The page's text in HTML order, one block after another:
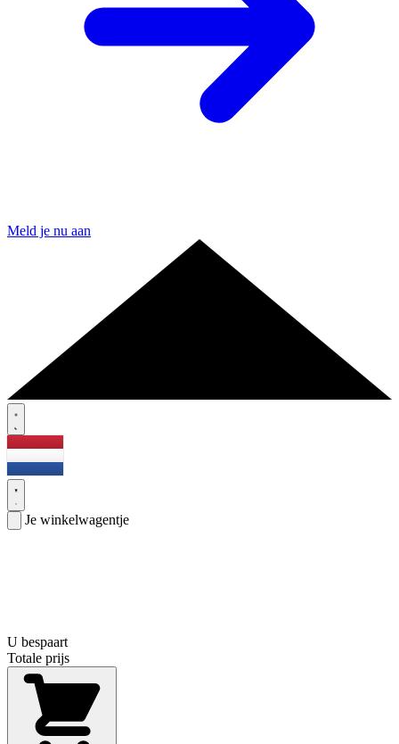
Meld je nu aan
Je winkelwagentje
U bespaart
Totale prijs